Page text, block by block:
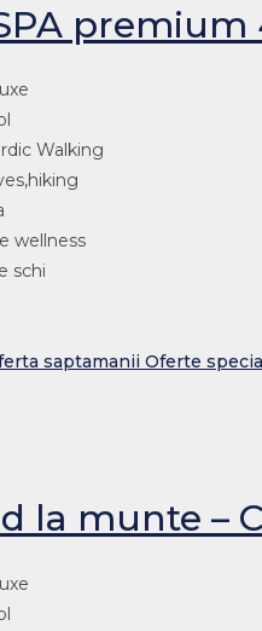
Walking
wellness
schi
saptamanii Oferte
la munte –